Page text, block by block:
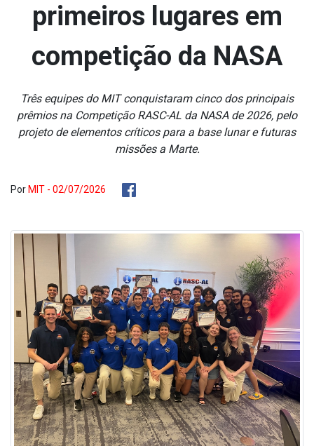
primeiros lugares em
competição da NASA
Três equipes do MIT conquistaram cinco dos principais
prêmios na Competição RASC-AL da NASA de 2026, pelo
projeto de elementos críticos para a base lunar e futuras
missões a Marte.
Por MIT - 02/07/2026